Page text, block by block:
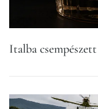
Italba